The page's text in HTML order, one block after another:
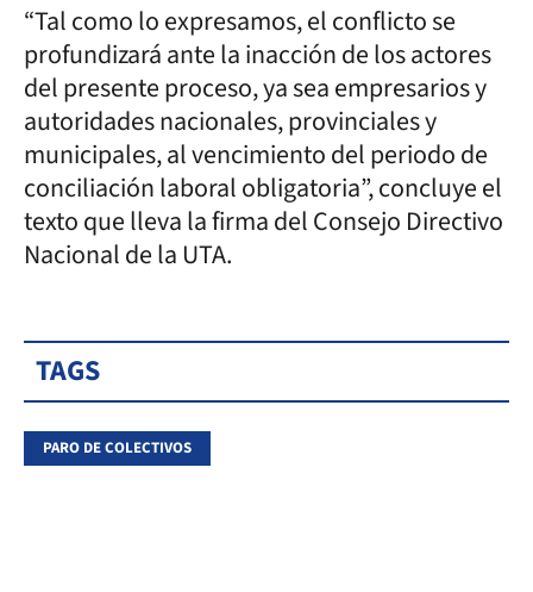
“Tal como lo expresamos, el conflicto se
profundizará ante la inacción de los actores
del presente proceso, ya sea empresarios y
autoridades nacionales, provinciales y
municipales, al vencimiento del periodo de
conciliación laboral obligatoria”, concluye el
texto que lleva la firma del Consejo Directivo
Nacional de la UTA.
TAGS
PARO DE COLECTIVOS